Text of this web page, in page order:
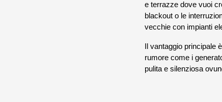
e terrazze dove vuoi
blackout o le
vecchie con impianti
Il vantaggio
rumore come i
pulita e silenziosa